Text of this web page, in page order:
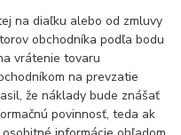
na diaľku alebo od zmluvy
obchodníka podľa bodu
vrátenie tovaru
na prevzatie
že náklady bude znášať
povinnosť, teda ak